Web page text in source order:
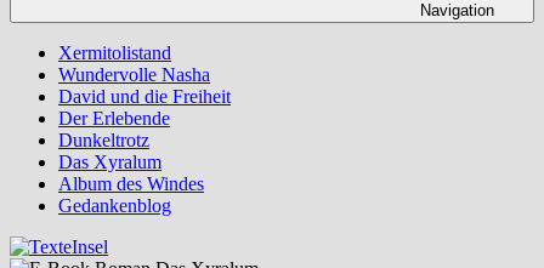
Navigation
Xermitolistand
Wundervolle Nasha
David und die Freiheit
Der Erlebende
Dunkeltrotz
Das Xyralum
Album des Windes
Gedankenblog